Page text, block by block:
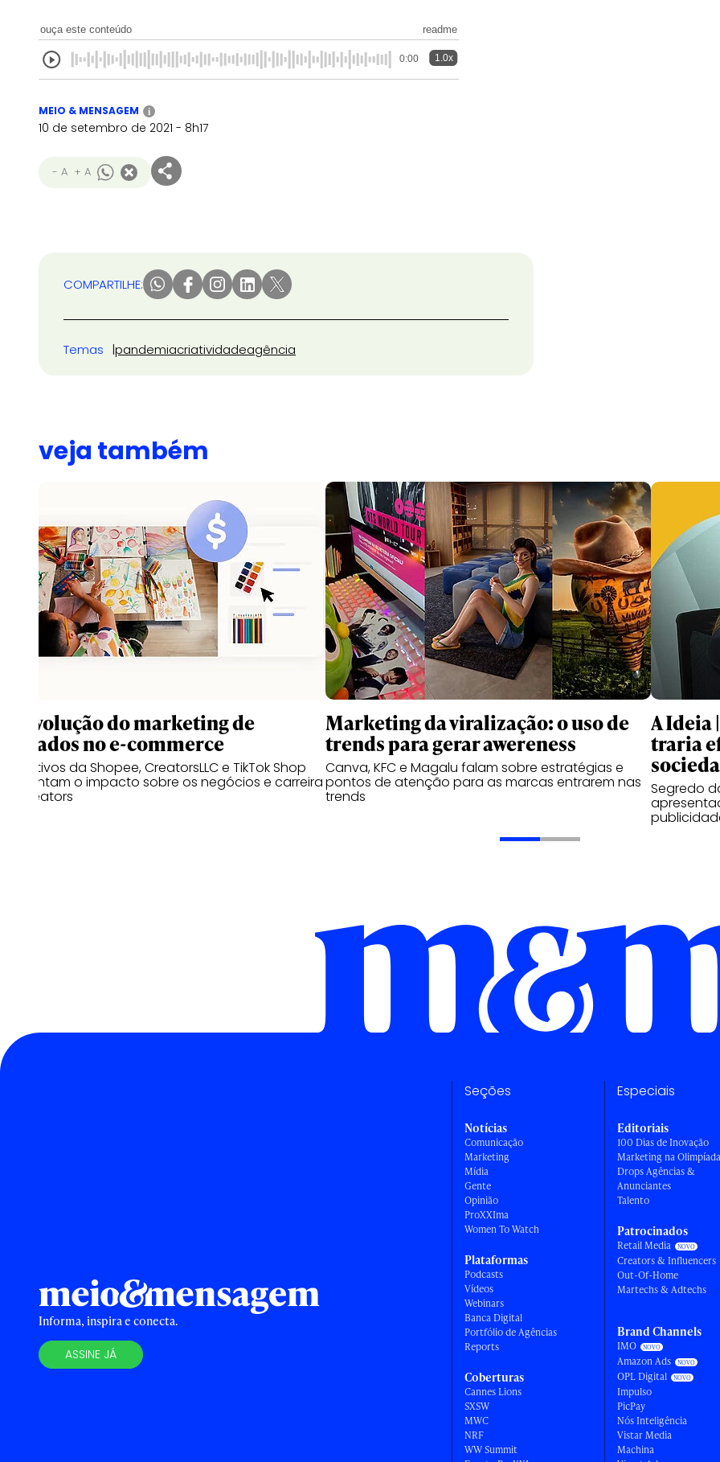
ouça este conteúdo readme
0:00 1.0x
MEIO & MENSAGEM i
10 de setembro de 2021 - 8h17
- A + A
COMPARTILHE:
Temas pandemiacriatividadeagência
veja também
A revolução do marketing de
afiliados no e-commerce
Executivos da Shopee, CreatorsLLC e TikTok Shop
comentam o impacto sobre os negócios e carreira
de creators
Marketing da viralização: o uso de
trends para gerar awereness
Canva, KFC e Magalu falam sobre estratégias e
pontos de atenção para as marcas entrarem nas
trends
A Ideia
traria
Segredo
Informa, inspira e conecta.
ASSINE JÁ
Seções
Notícias
Comunicação
Marketing
Mídia
Gente
Opinião
ProXXIma
Women To Watch
Plataformas
Podcasts
Vídeos
Webinars
Banca Digital
Portfólio de Agências
Reports
Coberturas
Cannes Lions
SXSW
MWC
NRF
WW Summit
Especiais
Editoriais
100 Dias de Inovação
Marketing na Olimpíada
Drops Agências &
Anunciantes
Talento
Patrocinados
Retail Media
Creators & Influencers
Out-Of-Home
Martechs & Adtechs
Brand Channels
IMO
Amazon Ads
OPL Digital
Impulso
PicPay
Nós Inteligência
Vistar Media
Machina